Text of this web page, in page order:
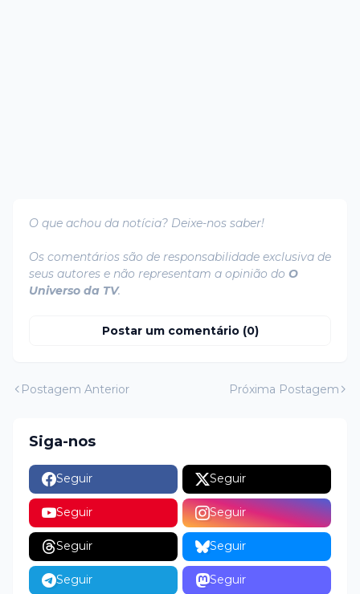
O que achou da notícia? Deixe-nos saber!
Os comentários são de responsabilidade exclusiva de
seus autores e não representam a opinião do O
Universo da TV.
Postar um comentário (0)
Postagem Anterior Próxima Postagem
Siga-nos
Seguir Seguir
Seguir Seguir
Seguir Seguir
Seguir Seguir